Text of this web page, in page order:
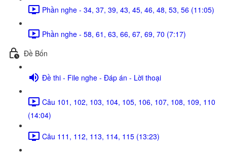
Phần nghe - 34, 37, 39, 43, 45, 46, 48, 53, 56 (11:05)
Phần nghe - 58, 61, 63, 66, 67, 69, 70 (7:17)
Đề Bốn
Đề thi - File nghe - Đáp án - Lời thoại
Câu 101, 102, 103, 104, 105, 106, 107, 108, 109, 110
(14:04)
Câu 111, 112, 113, 114, 115 (13:23)